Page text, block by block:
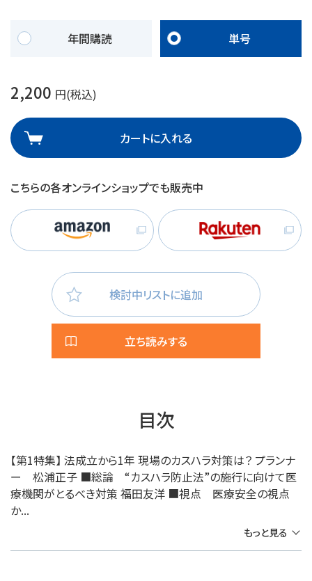
年間購読 単号
2,200 円(税込)
カートに入れる
こちらの各オンラインショップでも販売中
検討中リストに追加
立ち読みする
目次
【第1特集】 法成立から1年 現場のカスハラ対策は？ プランナ
ー 松浦正子 ■総論 “カスハラ防止法”の施行に向けて医
療機関がとるべき対策 福田友洋 ■視点 医療安全の視点
か...
もっと見る